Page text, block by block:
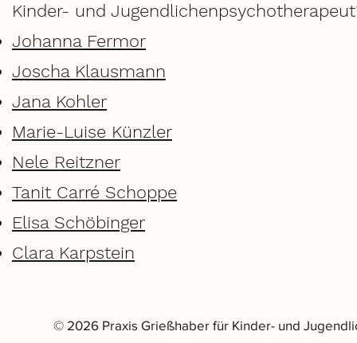
Kinder- und
Johanna Fermor
Joscha Klausmann
Jana Kohler
Marie-Luise Künzler
Nele Reitzner
Tanit Carré Schoppe
Elisa Schöbinger​​
Clara Karpstein
© 2026 Praxis Grießhaber für Kinder- und